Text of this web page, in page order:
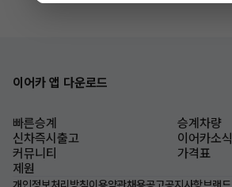
이어카 앱 다운로드
빠른승계
승계차량
신차즉시출고
이어카소식
커뮤니티
가격표
제원